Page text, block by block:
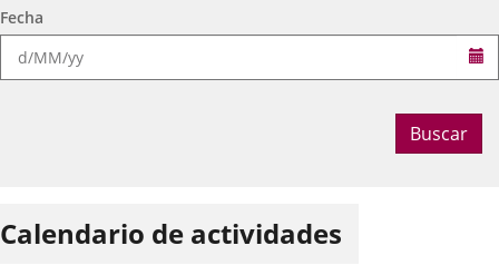
Fecha
Buscar
Calendario de actividades